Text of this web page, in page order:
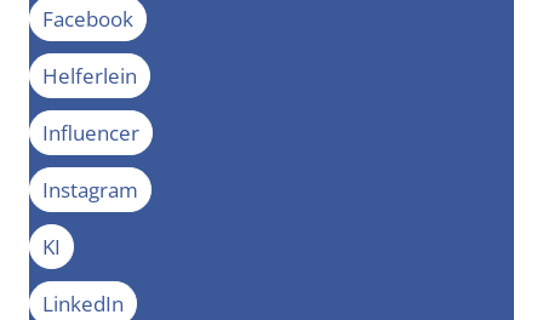
Facebook
Helferlein
Influencer
Instagram
KI
LinkedIn